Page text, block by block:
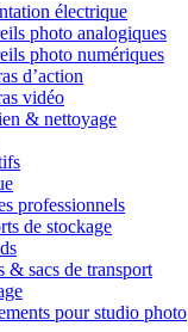
électrique
photo analogiques
photo numériques
d’action
vidéo
& nettoyage
professionnels
de stockage
& sacs de transport
pour studio photo